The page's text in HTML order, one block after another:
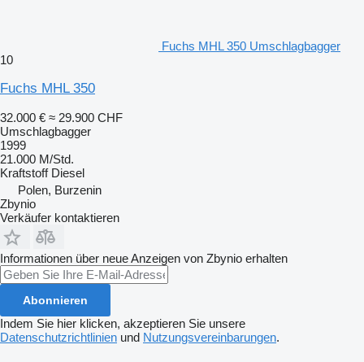
Fuchs MHL 350 Umschlagbagger
10
Fuchs MHL 350
32.000 € ≈ 29.900 CHF
Umschlagbagger
1999
21.000 M/Std.
Kraftstoff Diesel
Polen, Burzenin
Zbynio
Verkäufer kontaktieren
Informationen über neue Anzeigen von Zbynio erhalten
Abonnieren
Indem Sie hier klicken, akzeptieren Sie unsere
Datenschutzrichtlinien und Nutzungsvereinbarungen.